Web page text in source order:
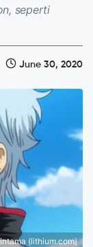
seperti
June 30, 2020
(lithium.com)